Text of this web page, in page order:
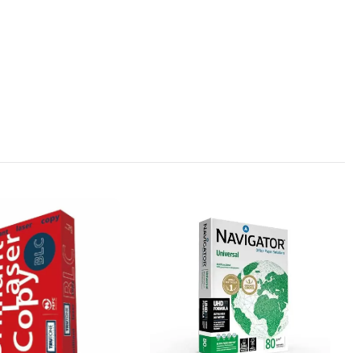
A4 500
Хартия PP Lite A4 500 л. 80